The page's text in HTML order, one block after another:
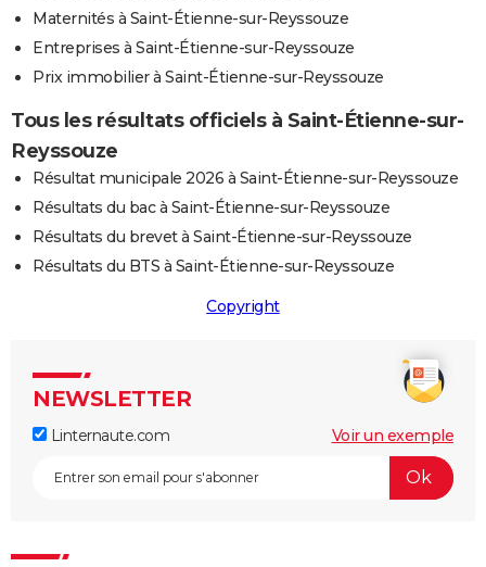
Maternités à Saint-Étienne-sur-Reyssouze
Entreprises à Saint-Étienne-sur-Reyssouze
Prix immobilier à Saint-Étienne-sur-Reyssouze
Tous les résultats officiels à Saint-Étienne-sur-
Reyssouze
Résultat municipale 2026 à Saint-Étienne-sur-Reyssouze
Résultats du bac à Saint-Étienne-sur-Reyssouze
Résultats du brevet à Saint-Étienne-sur-Reyssouze
Résultats du BTS à Saint-Étienne-sur-Reyssouze
Copyright
NEWSLETTER
Linternaute.com Voir un exemple